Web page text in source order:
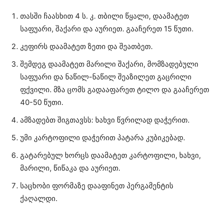
თასში ჩაასხით 4 ს. კ. თბილი წყალი, დაამატეთ
საფუარი, შაქარი და აურიეთ. გააჩერეთ 15 წუთი.
კეფირს დაამატეთ ზეთი და შეათბეთ.
შემდეგ დაამატეთ მარილი შაქარი, მომზადებული
საფუარი და ნაწილ-ნაწილ შეაზილეთ გაცრილი
ფქვილი. მზა ცომს გადააფარეთ ტილო და გააჩერეთ
40-50 წუთი.
ამზადებთ შიგთავსს: ხახვი წვრილად დაჭერით.
უმი კარტოფილი დაჭერით პატარა კუბიკებად.
გატარებულ ხორცს დაამატეთ კარტოფილი, ხახვი,
მარილი, წიწაკა და აურიეთ.
საცხობი ფორმაზე დააფინეთ პერგამენტის
ქაღალდი.